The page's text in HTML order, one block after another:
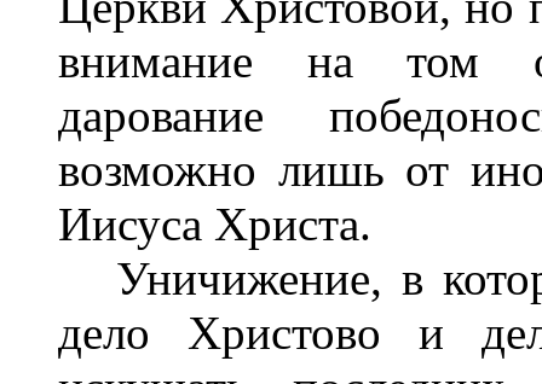
внимание на том
дарование
возможно лишь от
Иисуса Христа.
Уничижение, в
дело Христово и